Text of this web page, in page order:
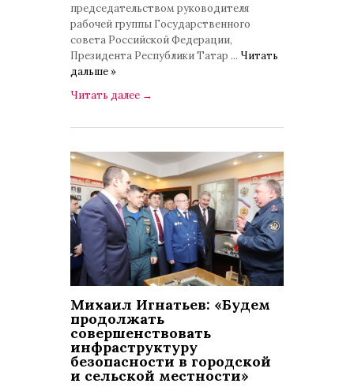
председательством руководителя
рабочей группы Государственного
совета Российской Федерации,
Президента Республики Татар ... Читать
дальше »
Читать далее →
Михаил Игнатьев: «Будем
продолжать
совершенствовать
инфраструктуру
безопасности в городской
и сельской местности»